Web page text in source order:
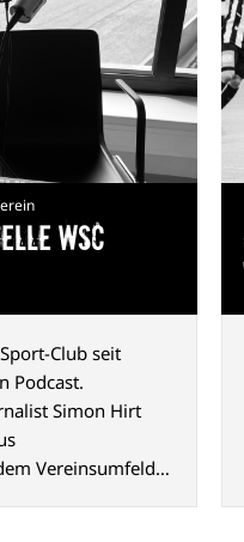
WSC
Club seit
Podcast.
Simon Hirt
Vereinsumfeld.